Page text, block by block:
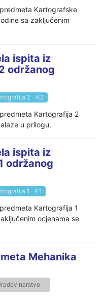
Kartografske
sa zaključenim
ispita iz
održanog
2 - K2
Kartografija 2
u prilogu.
ispita iz
održanog
1 - K1
Kartografija 1
ocjenama se
Mehanika